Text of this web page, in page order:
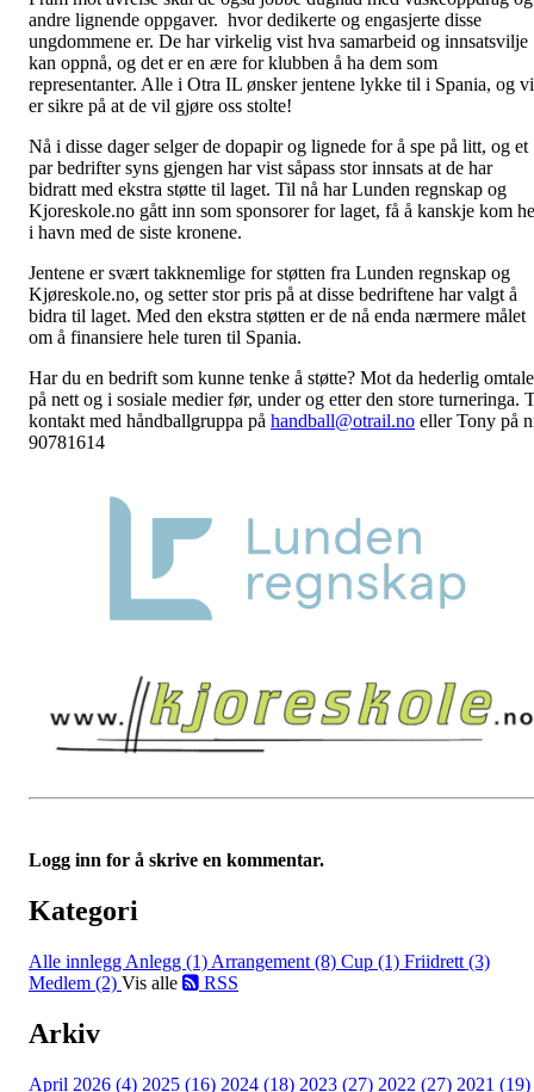
andre lignende oppgaver. hvor dedikerte og engasjerte disse
ungdommene er. De har virkelig vist hva samarbeid og innsatsvilje
kan oppnå, og det er en ære for klubben å ha dem som
representanter. Alle i Otra IL ønsker jentene lykke til i Spania, og vi
er sikre på at de vil gjøre oss stolte!
Nå i disse dager selger de dopapir og lignede for å spe på litt, og et
par bedrifter syns gjengen har vist såpass stor innsats at de har
bidratt med ekstra støtte til laget. Til nå har Lunden regnskap og
Kjoreskole.no gått inn som sponsorer for laget, få å kanskje kom
i havn med de siste kronene.
Jentene er svært takknemlige for støtten fra Lunden regnskap og
Kjøreskole.no, og setter stor pris på at disse bedriftene har valgt å
bidra til laget. Med den ekstra støtten er de nå enda nærmere målet
om å finansiere hele turen til Spania.
Har du en bedrift som kunne tenke å støtte? Mot da hederlig omtale
på nett og i sosiale medier før, under og etter den store turneringa.
kontakt med håndballgruppa på handball@otrail.no eller Tony på
90781614
Logg inn for å skrive en kommentar.
Kategori
Alle innlegg Anlegg (1) Arrangement (8) Cup (1) Friidrett (3)
Medlem (2) Vis alle RSS
Arkiv
April 2026 (4) 2025 (16) 2024 (18) 2023 (27) 2022 (27) 2021 (19)